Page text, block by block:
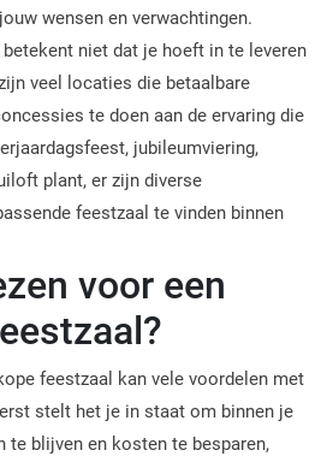
wensen en verwachtingen.
niet dat je hoeft in te leveren
veel locaties die betaalbare
te doen aan de ervaring die
jubileumviering,
plant, er zijn diverse
feestzaal te vinden binnen
voor een
feestzaal kan vele voordelen met
stelt het je in staat om binnen je
te blijven en kosten te besparen,